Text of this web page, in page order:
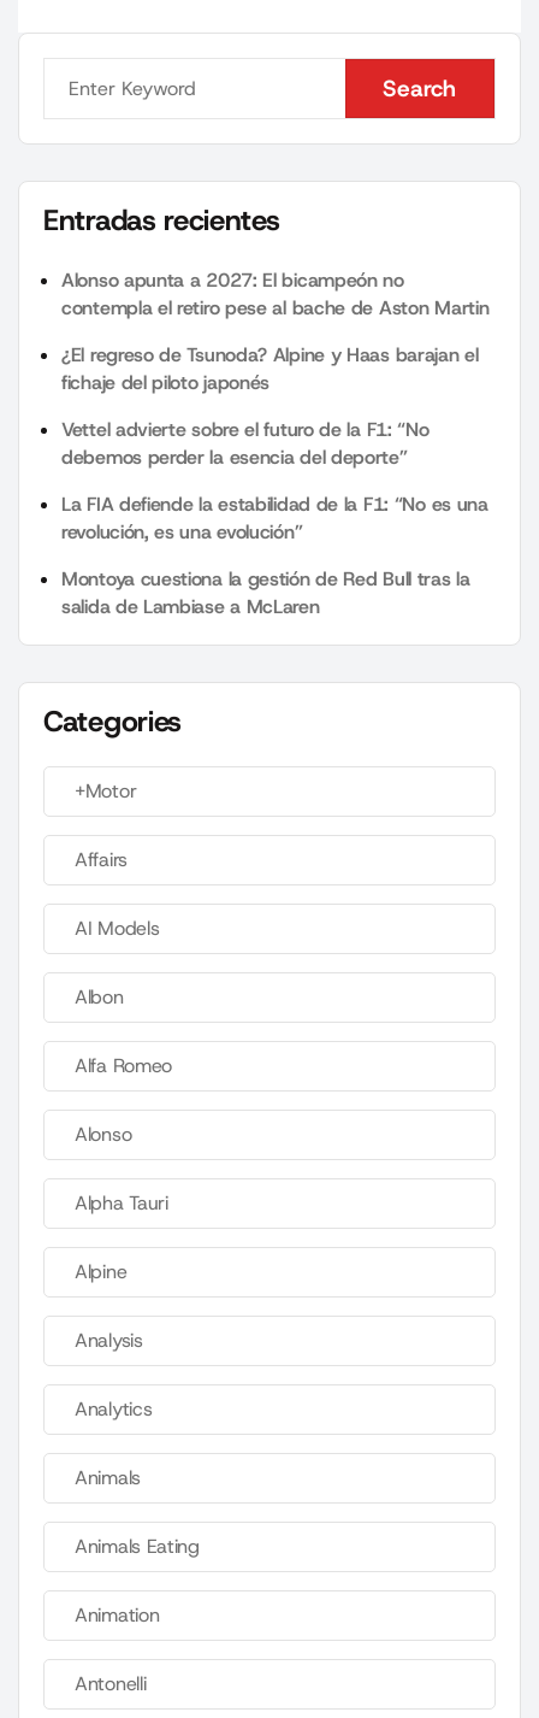
Search
Search
Entradas recientes
Alonso apunta a 2027: El bicampeón no
contempla el retiro pese al bache de Aston Martin
¿El regreso de Tsunoda? Alpine y Haas barajan el
fichaje del piloto japonés
Vettel advierte sobre el futuro de la F1: “No
debemos perder la esencia del deporte”
La FIA defiende la estabilidad de la F1: “No es una
revolución, es una evolución”
Montoya cuestiona la gestión de Red Bull tras la
salida de Lambiase a McLaren
Categories
+Motor
Affairs
AI Models
Albon
Alfa Romeo
Alonso
Alpha Tauri
Alpine
Analysis
Analytics
Animals
Animals Eating
Animation
Antonelli